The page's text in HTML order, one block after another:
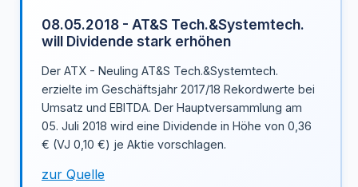
08.05.2018 - AT&S Tech.&Systemtech.
will Dividende stark erhöhen
Der ATX - Neuling AT&S Tech.&Systemtech.
erzielte im Geschäftsjahr 2017/18 Rekordwerte bei
Umsatz und EBITDA. Der Hauptversammlung am
05. Juli 2018 wird eine Dividende in Höhe von 0,36
€ (VJ 0,10 €) je Aktie vorschlagen.
zur Quelle